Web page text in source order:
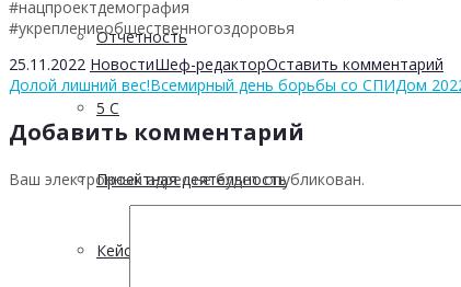
Отчетность
5 С
Проектная деятельность
Кейсы
#нацпроектдемография
#укреплениеобщественногоздоровья
25.11.2022 НовостиШеф-редакторОставить комментарий
Долой лишний вес!Всемирный день борьбы со СПИДом
Добавить комментарий
Ваш электронный адрес не будет опубликован.